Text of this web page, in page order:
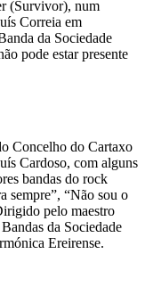
(Survivor), num
Correia em
da Sociedade
pode estar presente
Concelho do Cartaxo
Cardoso, com alguns
bandas do rock
sempre”, “Não sou o
pelo maestro
da Sociedade
Ereirense.